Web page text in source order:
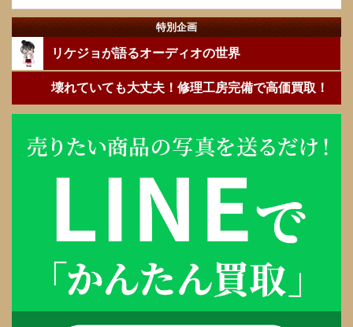
特別企画
リケジョが語るオーディオの世界
壊れていても大丈夫！修理工房完備で高価買取！